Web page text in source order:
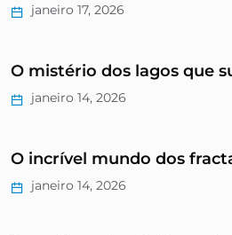
janeiro 17, 2026
O mistério dos lagos que
janeiro 14, 2026
O incrível mundo dos
janeiro 14, 2026